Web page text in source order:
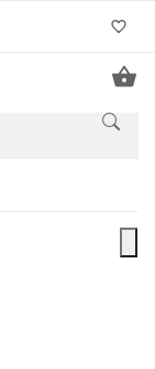
ist leer